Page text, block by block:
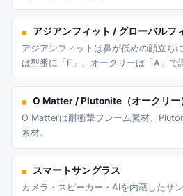
アジアンフィット / グローバルフ
アジアンフィットは鼻が低めの顔立ち
は型番に「F」、オークリーは「A」で
O Matter / Plutonite（オークリー
O Matterは耐衝撃フレーム素材、
素材。
スマートサングラス
カメラ・スピーカー・AIを内蔵したサ